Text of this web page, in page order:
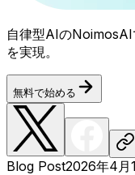
自律型AIの
を実現。
無料で始める
Blog Post2026年4月